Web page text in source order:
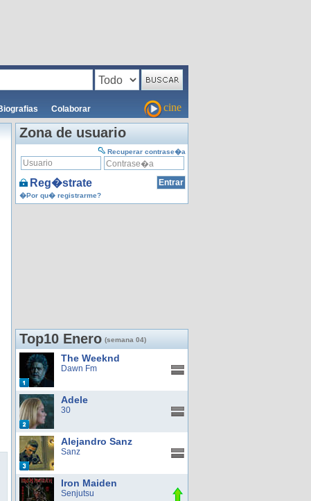
Colaborar cine
Zona de usuario
Recuperar contrase�a
Reg�strate
�Por qu� registrarme?
Top10 Enero (semana 04)
The Weeknd
Dawn Fm
Adele
30
Alejandro Sanz
Sanz
Iron Maiden
Senjutsu